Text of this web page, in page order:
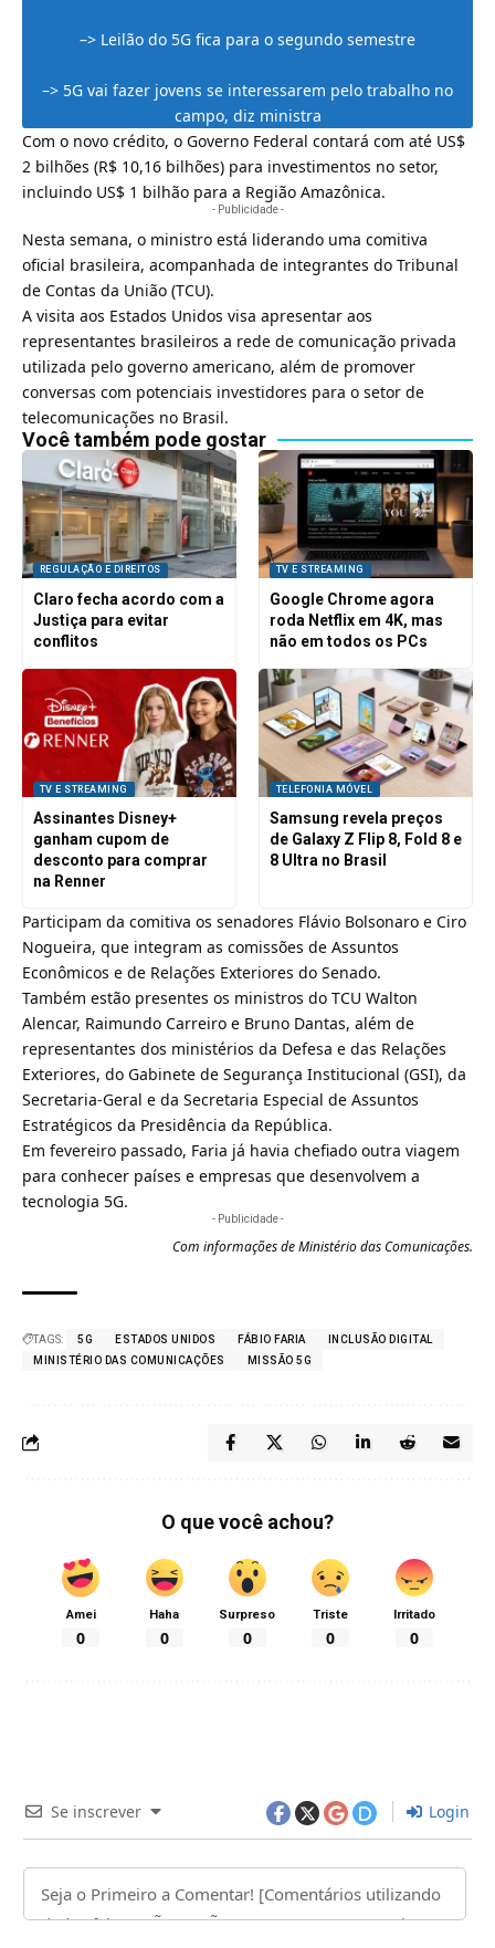
–> Leilão do 5G fica para o segundo semestre
–> 5G vai fazer jovens se interessarem pelo trabalho no
campo, diz ministra
Com o novo crédito, o Governo Federal contará com até US$
2 bilhões (R$ 10,16 bilhões) para investimentos no setor,
incluindo US$ 1 bilhão para a Região Amazônica.
- Publicidade -
Nesta semana, o ministro está liderando uma comitiva
oficial brasileira, acompanhada de integrantes do Tribunal
de Contas da União (TCU).
A visita aos Estados Unidos visa apresentar aos
representantes brasileiros a rede de comunicação privada
utilizada pelo governo americano, além de promover
conversas com potenciais investidores para o setor de
telecomunicações no Brasil.
Você também pode gostar
REGULAÇÃO E DIREITOS
Claro fecha acordo com a
Justiça para evitar
conflitos
TV E STREAMING
Google Chrome agora
roda Netflix em 4K, mas
não em todos os PCs
TV E STREAMING
Assinantes Disney+
ganham cupom de
desconto para comprar
na Renner
TELEFONIA MÓVEL
Samsung revela preços
de Galaxy Z Flip 8, Fold 8 e
8 Ultra no Brasil
Participam da comitiva os senadores Flávio Bolsonaro e Ciro
Nogueira, que integram as comissões de Assuntos
Econômicos e de Relações Exteriores do Senado.
Também estão presentes os ministros do TCU Walton
Alencar, Raimundo Carreiro e Bruno Dantas, além de
representantes dos ministérios da Defesa e das Relações
Exteriores, do Gabinete de Segurança Institucional (GSI), da
Secretaria-Geral e da Secretaria Especial de Assuntos
Estratégicos da Presidência da República.
Em fevereiro passado, Faria já havia chefiado outra viagem
para conhecer países e empresas que desenvolvem a
tecnologia 5G.
- Publicidade -
Com informações de Ministério das Comunicações.
TAGS: 5G ESTADOS UNIDOS FÁBIO FARIA
INCLUSÃO DIGITAL
MINISTÉRIO DAS COMUNICAÇÕES
MISSÃO 5G
O que você achou?
Amei
0
Haha
0
Surpreso
0
Triste
0
Irritado
0
Se inscrever Login